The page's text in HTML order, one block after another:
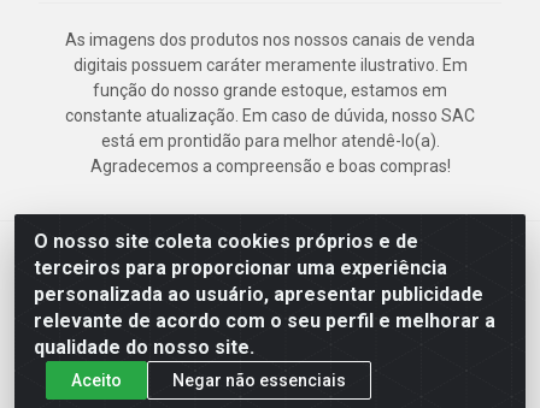
O nosso site coleta cookies próprios e de
terceiros para proporcionar uma experiência
personalizada ao usuário, apresentar publicidade
relevante de acordo com o seu perfil e melhorar a
qualidade do nosso site.
Aceito Negar não essenciais
As imagens dos produtos nos nossos canais de venda
digitais possuem caráter meramente ilustrativo. Em
função do nosso grande estoque, estamos em
constante atualização. Em caso de dúvida, nosso SAC
está em prontidão para melhor atendê-lo(a).
Agradecemos a compreensão e boas compras!
Deskontão Atacado - Av. Marechal Mascarenhas de Morais, 2471 -
Imbiribeira - Recife/PE - CEP 51.150-001 - CNPJ 24.150.377/0003-
57